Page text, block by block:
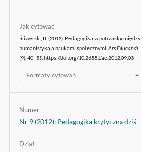
Jak cytować
Śliwerski, B. (2012). Pedagogika w potrzasku między
humanistyką a naukami społecznymi.Ars Educandi
(9), 40–55. https://doi.org/10.26881/ae.2012.09.03
Formaty cytowań
Numer
Nr 9 (2012): Pedagogika krytyczna dziś
Dział